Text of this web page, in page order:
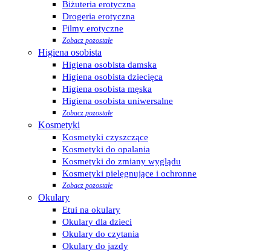
Biżuteria erotyczna
Drogeria erotyczna
Filmy erotyczne
Zobacz pozostałe
Higiena osobista
Higiena osobista damska
Higiena osobista dziecięca
Higiena osobista męska
Higiena osobista uniwersalne
Zobacz pozostałe
Kosmetyki
Kosmetyki czyszczące
Kosmetyki do opalania
Kosmetyki do zmiany wyglądu
Kosmetyki pielęgnujące i ochronne
Zobacz pozostałe
Okulary
Etui na okulary
Okulary dla dzieci
Okulary do czytania
Okulary do jazdy